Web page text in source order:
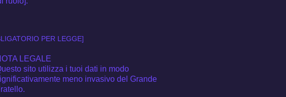
PER LEGGE]
LEGALE
sito utilizza i tuoi dati in modo
meno invasivo del Grande